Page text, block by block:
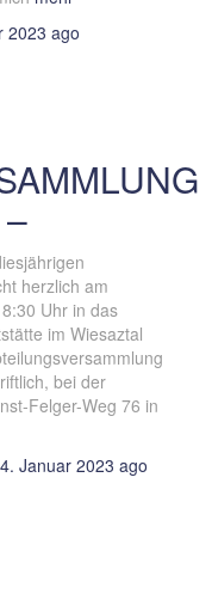
2023 ago
herzlich am
Uhr in das
im Wiesaztal
bei der
Felger-Weg 76 in
Januar 2023 ago